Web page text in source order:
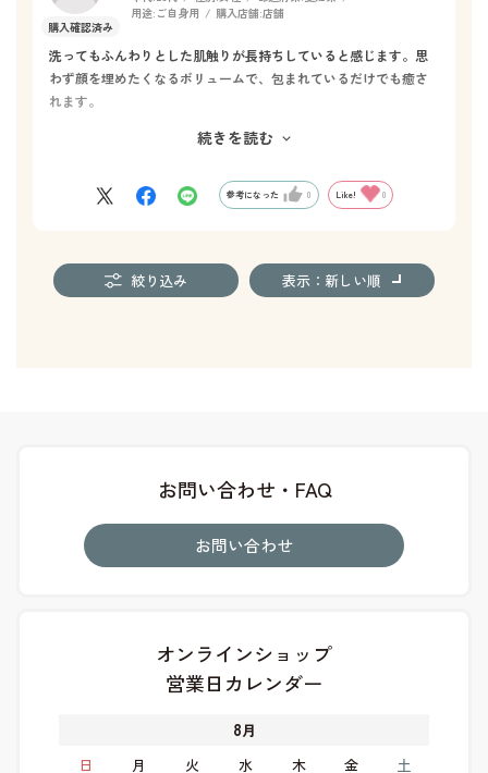
用途: ご自身用 購入店舗:店舗
洗ってもふんわりとした肌触りが長持ちしていると感じます。思
わず顔を埋めたくなるボリュームで、包まれているだけでも癒さ
れます。
部屋が明るくなるように思います。
続きを読む
参考になった 0 Like! 0
絞り込み 表示：新しい順
お問い合わせ・FAQ
お問い合わせ
オンラインショップ
営業日カレンダー
8月
日
月 火 水 木 金 土